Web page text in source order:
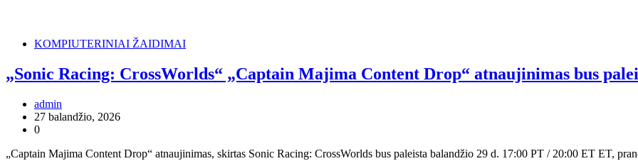
KOMPIUTERINIAI ŽAIDIMAI
„Sonic Racing: CrossWorlds“ „Captain Majima Content Drop“ atnaujinimas bus
admin
27 balandžio, 2026
0
„Captain Majima Content Drop“ atnaujinimas, skirtas Sonic Racing: CrossWorlds bus paleista balandžio 29 d. 17:00 PT / 20:00 ET ET,